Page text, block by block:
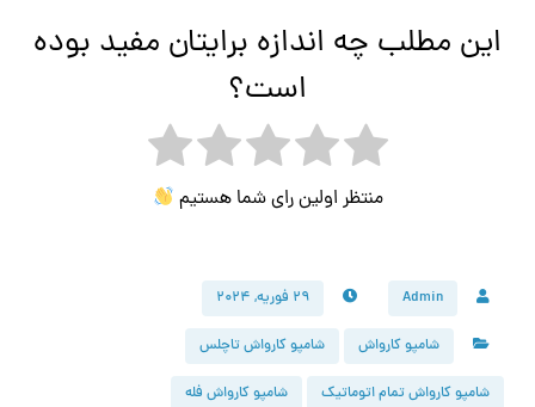
این مطلب چه اندازه برایتان مفید بوده
است؟
منتظر اولین رای شما هستیم
Admin ۲۹ فوریه, ۲۰۲۴
شامپو کارواش شامپو کارواش تاچلس
شامپو کارواش تمام اتوماتیک شامپو کارواش فله